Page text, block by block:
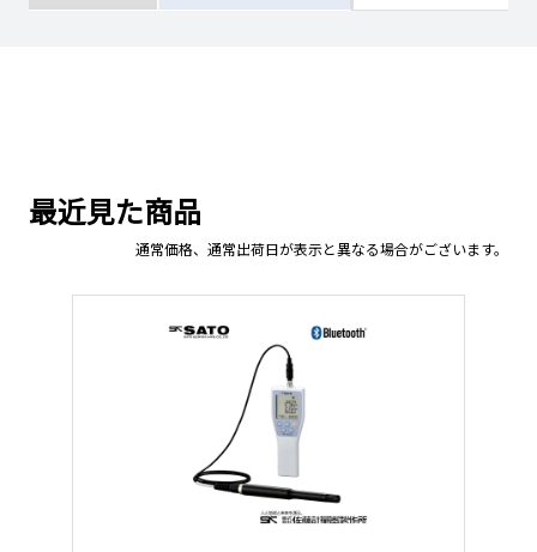
最近見た商品
通常価格、通常出荷日が表示と異なる場合がございます。